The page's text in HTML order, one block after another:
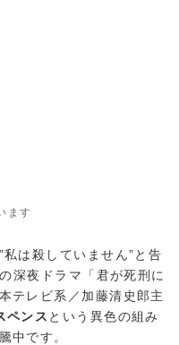
ます
私は殺していません”と告
夜ドラマ「君が死刑に
テレビ系／加藤清史郎主
ペンス という異色の組み
中です。